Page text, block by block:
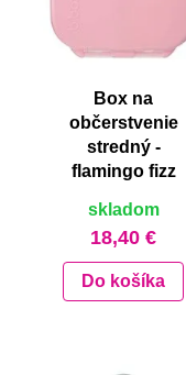
Box na
občerstvenie
stredný -
flamingo fizz
skladom
18,40 €
Do košíka